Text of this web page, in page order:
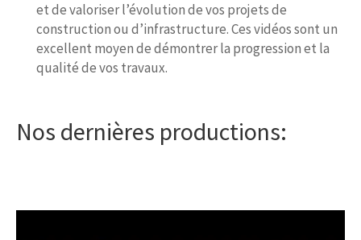
et de valoriser l’évolution de vos projets de
construction ou d’infrastructure. Ces vidéos sont un
excellent moyen de démontrer la progression et la
qualité de vos travaux.
Nos dernières productions: